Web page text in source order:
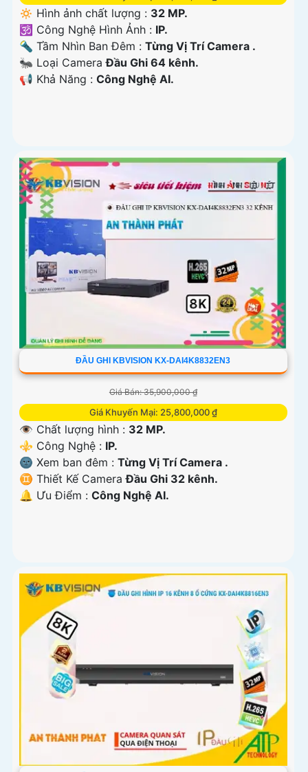
🔅 Hình ảnh chất lượng : 32 MP.
🕉️ Công Nghệ Hình Ảnh : IP.
🔦 Tầm Nhìn Ban Đêm : Từng Vị Trí Camera .
🐜 Loại CameraĐầu Ghi 64 kênh.
️📢 Khả Năng : Công Nghệ AI.
ĐẦU GHI KBVISION KX-DAI4K8832EN3
Giá Bán: 35,900,000 ₫
Giá Khuyến Mại: 25,800,000 ₫
👁 Chất lượng hình : 32 MP.
⚜️ Công Nghệ : IP.
🌚 Xem ban đêm : Từng Vị Trí Camera .
♊ Thiết Kế CameraĐầu Ghi 32 kênh.
️🔔 Ưu Điểm : Công Nghệ AI.